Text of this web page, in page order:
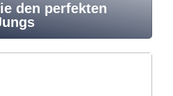
den perfekten